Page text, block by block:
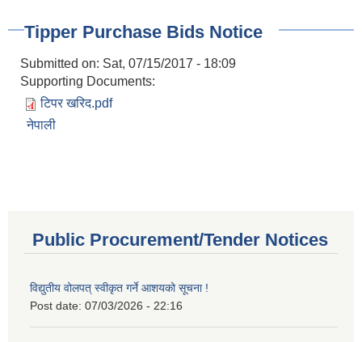
Tipper Purchase Bids Notice
Submitted on: Sat, 07/15/2017 - 18:09
Supporting Documents:
टिपर खरिद.pdf
नेपाली
Public Procurement/Tender Notices
विद्युतीय वोलपत् स्वीकृत गर्ने आशयको सूचना !
Post date: 07/03/2026 - 22:16